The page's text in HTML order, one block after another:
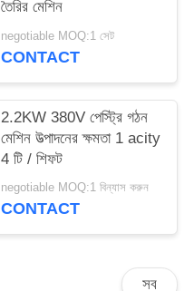
তৈরির মেশিন
negotiable MOQ:1 সেট
CONTACT
2.2KW 380V পেস্ট্রি গঠন
মেশিন উত্পাদনের ক্ষমতা 1 acity
4 টি / শিফট
negotiable MOQ:1 বিন্যাস করুন
CONTACT
সব